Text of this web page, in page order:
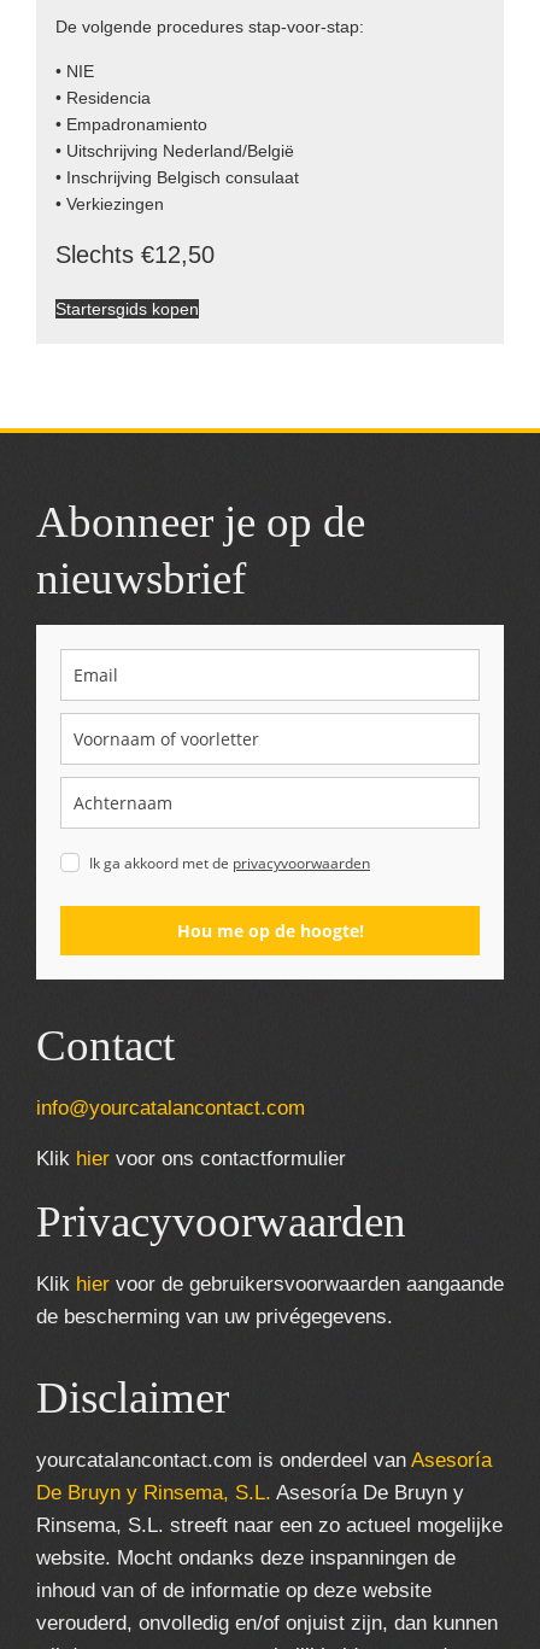
De volgende procedures stap-voor-stap:
• NIE
• Residencia
• Empadronamiento
• Uitschrijving Nederland/België
• Inschrijving Belgisch consulaat
• Verkiezingen
Slechts €12,50
Startersgids kopen
Abonneer je op de
nieuwsbrief
Ik ga akkoord met de privacyvoorwaarden
Hou me op de hoogte!
Contact
info@yourcatalancontact.com
Klik hier voor ons contactformulier
Privacyvoorwaarden
Klik hier voor de gebruikersvoorwaarden aangaande
de bescherming van uw privégegevens.
Disclaimer
yourcatalancontact.com is onderdeel van Asesoría
De Bruyn y Rinsema, S.L. Asesoría De Bruyn y
Rinsema, S.L. streeft naar een zo actueel mogelijke
website. Mocht ondanks deze inspanningen de
inhoud van of de informatie op deze website
verouderd, onvolledig en/of onjuist zijn, dan kunnen